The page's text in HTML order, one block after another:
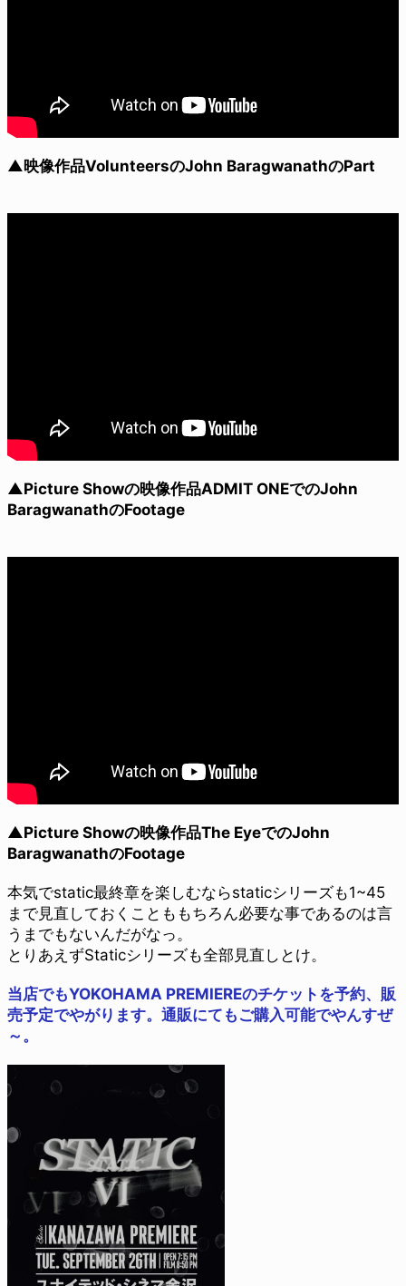
▲映像作品VolunteersのJohn BaragwanathのPart
▲Picture Showの映像作品ADMIT ONEでのJohn
BaragwanathのFootage
▲Picture Showの映像作品The EyeでのJohn
BaragwanathのFootage
本気でstatic最終章を楽しむならstaticシリーズも1~45
まで見直しておくことももちろん必要な事であるのは言
うまでもないんだがなっ。
とりあえずStaticシリーズも全部見直しとけ。
当店でもYOKOHAMA PREMIEREのチケットを予約、販
売予定でやがります。通販にてもご購入可能でやんすぜ
～。